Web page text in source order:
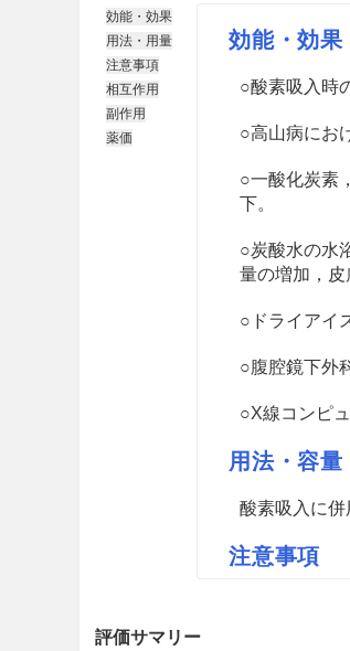
効能・効果
用法・用量
注意事項
相互作用
副作用
薬価
効能・効果
○酸素吸入時
○高山病にお
○一酸化炭素
下。
○炭酸水の水
量の増加，皮
○ドライアイ
○腹腔鏡下外
○X線コンピ
用法・容量
酸素吸入に併
注意事項
評価サマリー